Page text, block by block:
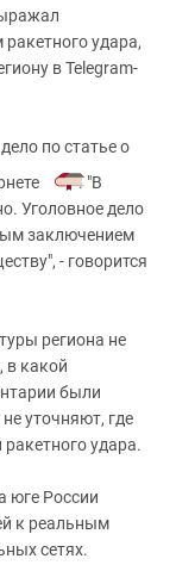
удара,
в Telegram-
по статье о
. "В
Уголовное дело
заключением
- говорится
региона не
в какой
были
уточняют, где
удара.
юге России
к реальным
сетях.